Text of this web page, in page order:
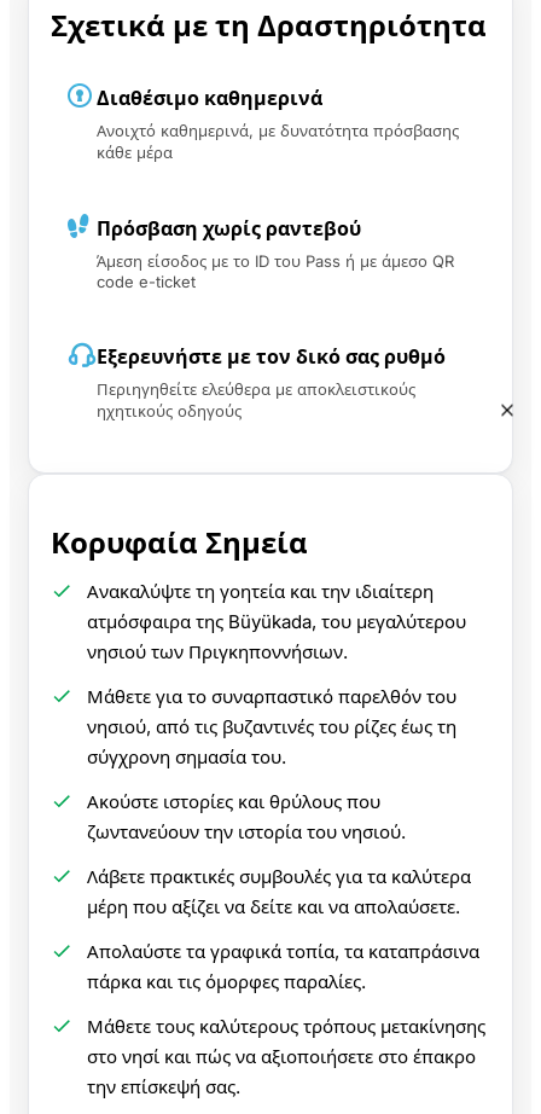
Σχετικά με τη Δραστηριότητα
Διαθέσιμο καθημερινά
Ανοιχτό καθημερινά, με δυνατότητα πρόσβασης
κάθε μέρα
Πρόσβαση χωρίς ραντεβού
Άμεση είσοδος με το ID του Pass ή με άμεσο QR
code e-ticket
Εξερευνήστε με τον δικό σας ρυθμό
Περιηγηθείτε ελεύθερα με αποκλειστικούς
ηχητικούς οδηγούς
Κορυφαία Σημεία
Ανακαλύψτε τη γοητεία και την ιδιαίτερη
ατμόσφαιρα της Büyükada, του μεγαλύτερου
νησιού των Πριγκηποννήσιων.
Μάθετε για το συναρπαστικό παρελθόν του
νησιού, από τις βυζαντινές του ρίζες έως τη
σύγχρονη σημασία του.
Ακούστε ιστορίες και θρύλους που
ζωντανεύουν την ιστορία του νησιού.
Λάβετε πρακτικές συμβουλές για τα καλύτερα
μέρη που αξίζει να δείτε και να απολαύσετε.
Απολαύστε τα γραφικά τοπία, τα καταπράσινα
πάρκα και τις όμορφες παραλίες.
Μάθετε τους καλύτερους τρόπους μετακίνησης
στο νησί και πώς να αξιοποιήσετε στο έπακρο
την επίσκεψή σας.